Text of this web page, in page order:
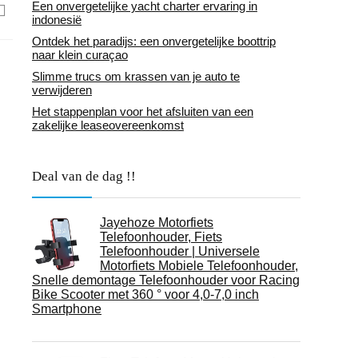
Een onvergetelijke yacht charter ervaring in
indonesië
Ontdek het paradijs: een onvergetelijke boottrip
naar klein curaçao
Slimme trucs om krassen van je auto te
verwijderen
Het stappenplan voor het afsluiten van een
zakelijke leaseovereenkomst
Deal van de dag !!
Jayehoze Motorfiets
Telefoonhouder, Fiets
Telefoonhouder | Universele
Motorfiets Mobiele Telefoonhouder,
Snelle demontage Telefoonhouder voor Racing
Bike Scooter met 360 ° voor 4,0-7,0 inch
Smartphone